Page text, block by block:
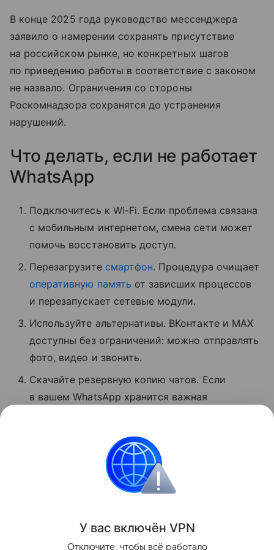
В конце 2025 года руководство мессенджера
заявило о намерении сохранять присутствие
на российском рынке, но конкретных шагов
по приведению работы в соответствие с законом
не назвало. Ограничения со стороны
Роскомнадзора сохранятся до устранения
нарушений.
Что делать, если не работает
WhatsApp
Подключитесь к Wi-Fi. Если проблема связана
с мобильным интернетом, смена сети может
помочь восстановить доступ.
Перезагрузите смартфон. Процедура очищает
оперативную память от зависших процессов
и перезапускает сетевые модули.
Используйте альтернативы. ВКонтакте и MAX
доступны без ограничений: можно отправлять
фото, видео и звонить.
Скачайте резервную копию чатов. Если
в вашем WhatsApp хранится важная
Поделиться
У вас включён VPN
Отключите, чтобы всё работало